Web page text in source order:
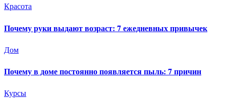
Красота
Почему руки выдают возраст: 7 ежедневных привычек
Дом
Почему в доме постоянно появляется пыль: 7 причин
Курсы